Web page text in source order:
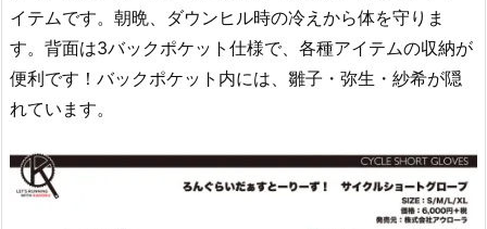
イテムです。朝晩、ダウンヒル時の冷えから体を守りま
す。背面は3バックポケット仕様で、各種アイテムの収納が
便利です！バックポケット内には、雛子・弥生・紗希が隠
れています。